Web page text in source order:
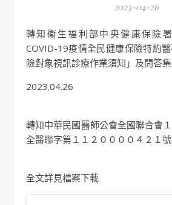
2023-04-26
轉知衛生福利部中央健康保險署公告廢止「因應
COVID-19疫情全民健康保險特約
險對象視訊診療作業須知」及問答集
2023.04.26
轉知中華民國醫師公會全國聯合會
全醫聯字第１１２００００４２１
全文詳見檔案下載